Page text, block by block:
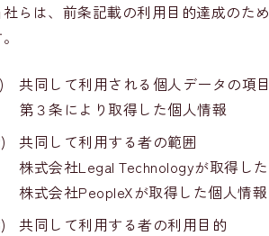
社らは、前条記載の利用目的達成のた
共同して利用される個人データの項目
第３条により取得した個人情報
共同して利用する者の範囲
株式会社Legal Technologyが取得し
株式会社PeopleXが取得した個人情
共同して利用する者の利用目的